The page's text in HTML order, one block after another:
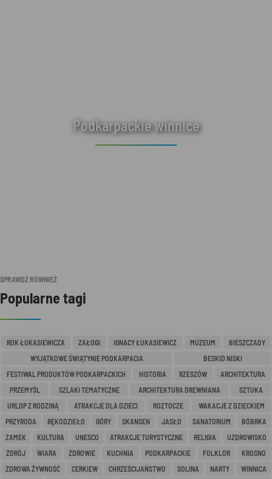
Podkarpackie winnice
SPRAWDŹ RÓWNIEŻ
Popularne tagi
ROK ŁUKASIEWICZA ZAŁOGI IGNACY ŁUKASIEWICZ MUZEUM
BIESZCZADY
WYJĄTKOWE ŚWIĄTYNIE PODKARPACIA
BESKID NISKI
FESTIWAL PRODUKTÓW PODKARPACKICH
HISTORIA RZESZÓW
ARCHITEKTURA
PRZEMYŚL
SZLAKI TEMATYCZNE ARCHITEKTURA DREWNIANA
SZTUKA
URLOP Z RODZINĄ
ATRAKCJE DLA DZIECI ROZTOCZE
WAKACJE Z DZIECKIEM
PRZYRODA
RĘKODZIEŁO GÓRY SKANSEN JASŁO SANATORIUM
BÓBRKA
ZAMEK
KULTURA UNESCO ATRAKCJE TURYSTYCZNE RELIGIA
UZDROWISKO
ZDRÓJ
WIARA ZDROWIE KUCHNIA PODKARPACKIE FOLKLOR
KROSNO
ZDROWA ŻYWNOŚĆ
CERKIEW CHRZEŚCIJAŃSTWO SOLINA NARTY
WINNICA